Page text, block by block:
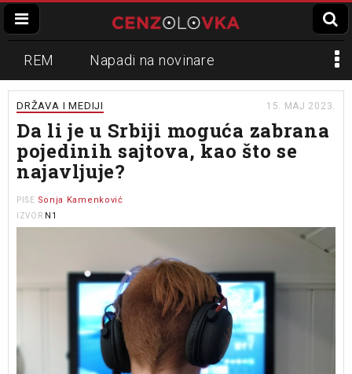
REM Napadi na novinare
Zvučni top
Propaganda Lokalni mediji
Informer Slavko Ćuruvija
DRŽAVA I MEDIJI 15. MAJ 2023.
Da li je u Srbiji moguća zabrana
pojedinih sajtova, kao što se
najavljuje?
PIŠE Sonja Kamenković
IZVOR N1